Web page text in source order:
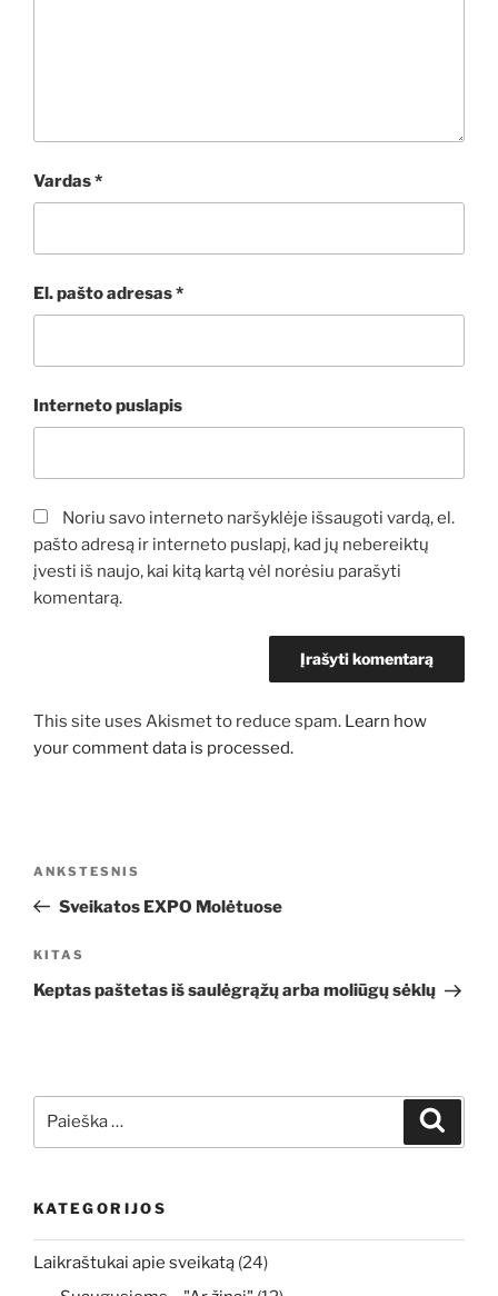
Vardas*
El. pašto adresas*
Interneto puslapis
Noriu savo interneto naršyklėje išsaugoti vardą, el.
pašto adresą ir interneto puslapį, kad jų nebereiktų
įvesti iš naujo, kai kitą kartą vėl norėsiu parašyti
komentarą.
This site uses Akismet to reduce spam. Learn how
your comment data is processed.
įrašų
Ankstesnis
įrašas
ANKSTESNIS
Sveikatos EXPO Molėtuose
Kitas
įrašas
KITAS
Keptas paštetas iš saulėgrąžų arba moliūgų sėklų
KATEGORIJOS
Laikraštukai apie sveikatą (24)